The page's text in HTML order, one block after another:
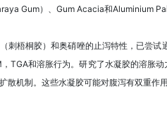
Gum）、Gum Acacia和Aluminium
刺梧桐胶）和奥硝唑的止泻特性，已尝
，TGA和溶胀行为。研究了水凝胶的溶胀
散机制。这些水凝胶可能对腹泻有双重作用